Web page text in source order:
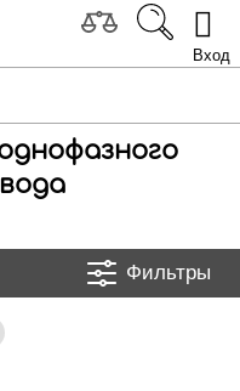
Вход
Фильтры